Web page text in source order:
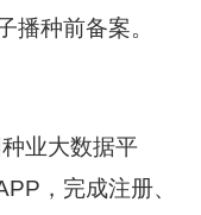
播种前备案。
业大数据平
，完成注册、